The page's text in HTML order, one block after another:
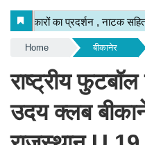
Home बीकानेर
राष्ट्रीय
उदय क्लब